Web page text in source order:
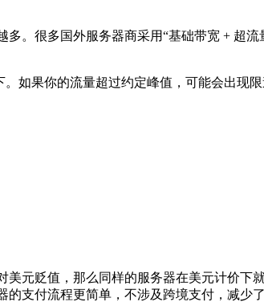
很多国外服务器商采用“基础带宽 + 超流
果你的流量超过约定峰值，可能会出现
元贬值，那么同样的服务器在美元计价下
支付流程更简单，不涉及跨境支付，减少了